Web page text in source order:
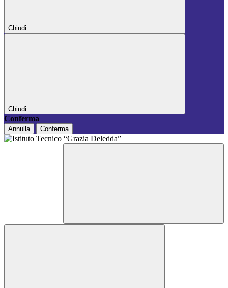
Chiudi
Chiudi
Conferma
Annulla Conferma